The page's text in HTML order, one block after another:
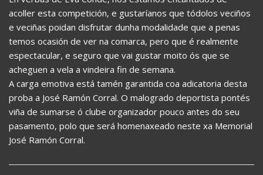
acoller esta competición, e gustaríanos que tódolos veciños
e veciñas poidan disfrutar dunha modalidade que a penas
temos ocasión de ver na comarca, pero que é realmente
espectacular, e seguro que vai gustar moito ós que se
acheguen a vela a vindeira fin de semana.
A carga emotiva está tamén garantida coa adicatoria desta
proba a José Ramón Corral. O malogrado deportista pontés
viña de sumarse ó clube organizador pouco antes do seu
pasamento, polo que será homenaxeado neste xa Memorial
José Ramón Corral.